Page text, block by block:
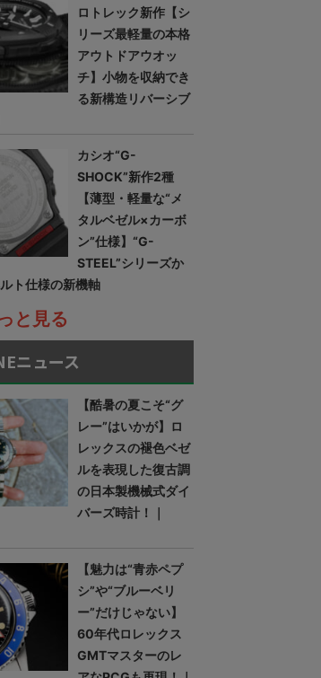
ロトレック新作【シ
リーズ最軽量の本格
アウトドアウオッ
チ】小物を収納でき
る新構造リバーシブ
カシオ“G-
SHOCK”新作2種
【薄型・軽量な“メ
タルベゼル×カーボ
ン”仕様】“G-
STEEL”シリーズか
ト仕様の新機軸
と見る
ニュース
【酷暑の夏こそ“グ
レー”はいかが】ロ
レックスの褪色ベゼ
ルを表現した復古調
の日本製機械式ダイ
バーズ時計！｜
【魅力は“青赤ペプ
シ”や“ブルーベリ
ー”だけじゃない】
60年代ロレックス
GMTマスターのレ